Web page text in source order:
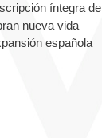
íntegra de
nueva vida
española